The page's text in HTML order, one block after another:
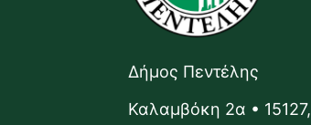
Δήμος Πεντέλης
Καλαμβόκη 2α • 15127,